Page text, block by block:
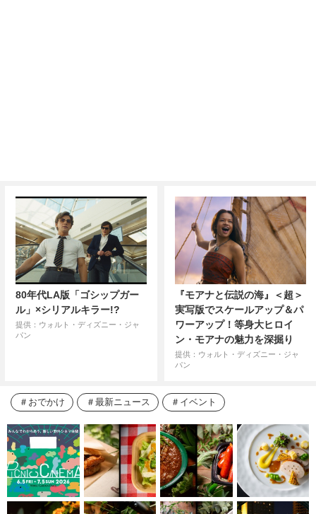
80年代LA版「ゴシップガー
ル」×シリアルキラー!?
提供：ウォルト・ディズニー・ジャ
パン
『モアナと伝説の海』＜超＞
実写版でスケールアップ＆パ
ワーアップ！等身大ヒロイ
ン・モアナの魅力を深掘り
提供：ウォルト・ディズニー・ジャ
パン
おでかけ 最新ニュース イベント